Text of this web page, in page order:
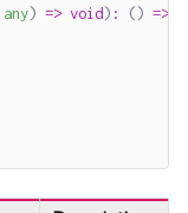
any) => void) : () =>